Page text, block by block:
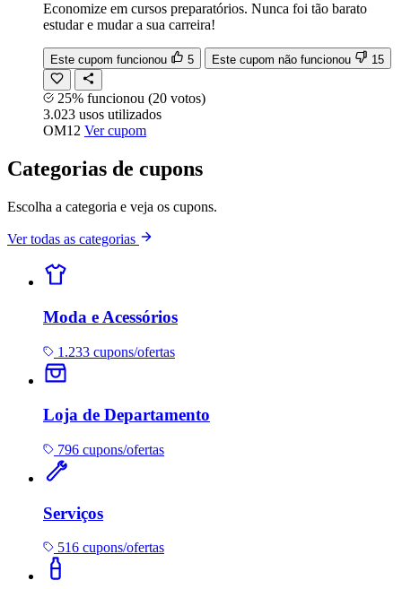
Economize em cursos preparatórios. Nunca foi tão barato
estudar e mudar a sua carreira!
Este cupom funcionou 5 Este cupom não funcionou 15
25% funcionou (20 votos)
3.023 usos utilizados
OM12 Ver cupom
Categorias de cupons
Escolha a categoria e veja os cupons.
Ver todas as categorias
Moda e Acessórios
1.233 cupons/ofertas
Loja de Departamento
796 cupons/ofertas
Serviços
516 cupons/ofertas